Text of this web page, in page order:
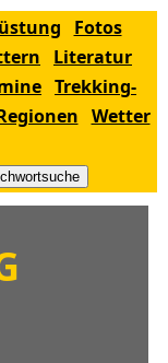
Fotos
Literatur
Trekking-
Wetter